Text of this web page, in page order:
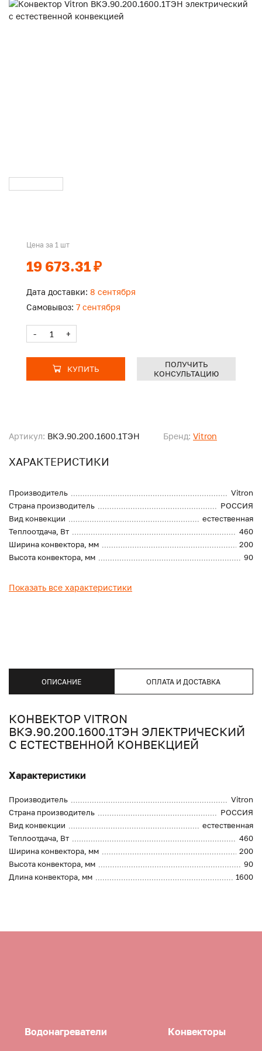
Артикул: ВКЭ.90.200.1600.1ТЭН Бренд: Vitron
ХАРАКТЕРИСТИКИ
Производитель
Vitron
Страна производитель
РОССИЯ
Вид конвекции
естественная
Теплоотдача, Вт
460
Ширина конвектора, мм
200
Высота конвектора, мм
90
Показать все характеристики
Цена за 1 шт
19 673.31 ₽
Дата доставки: 8 сентября
Самовывоз: 7 сентября
- +
КУПИТЬ
ПОЛУЧИТЬ
КОНСУЛЬТАЦИЮ
ОПИСАНИЕ ОПЛАТА И ДОСТАВКА
КОНВЕКТОР VITRON
ВКЭ.90.200.1600.1ТЭН ЭЛЕКТРИЧЕСКИЙ
С ЕСТЕСТВЕННОЙ КОНВЕКЦИЕЙ
Характеристики
Производитель
Vitron
Страна производитель
РОССИЯ
Вид конвекции
естественная
Теплоотдача, Вт
460
Ширина конвектора, мм
200
Высота конвектора, мм
90
Длина конвектора, мм
1600
Водонагреватели Конвекторы